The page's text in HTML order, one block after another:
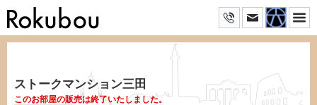
ストークマンション三田
このお部屋の販売は終了いたしました。